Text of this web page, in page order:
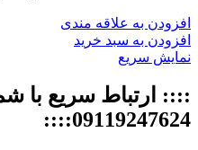
افزودن به علاقه مندی
افزودن به سبد خرید
نمایش سریع
:::: ارتباط سریع با
09119247624::::